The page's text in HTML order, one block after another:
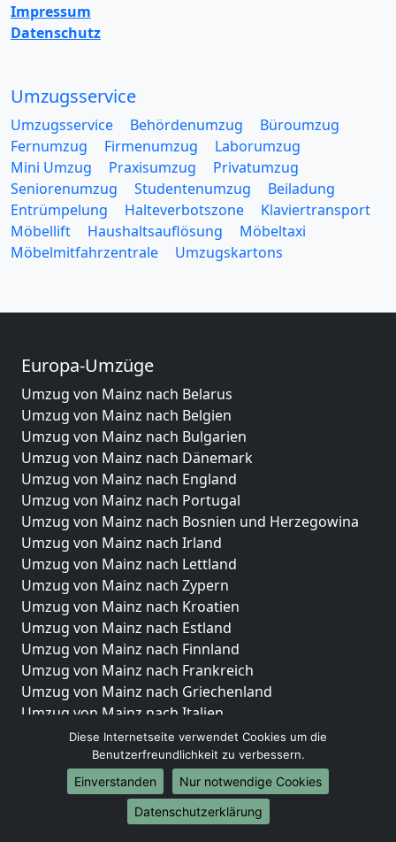
Impressum
Datenschutz
Umzugsservice
Umzugsservice Behördenumzug
Büroumzug
Fernumzug
Firmenumzug
Laborumzug
Mini Umzug
Praxisumzug
Privatumzug
Seniorenumzug
Studentenumzug
Beiladung
Entrümpelung
Halteverbotszone
Klaviertransport
Möbellift
Haushaltsauflösung
Möbeltaxi
Möbelmitfahrzentrale
Umzugskartons
Europa-Umzüge
Umzug von Mainz nach Belarus
Umzug von Mainz nach Belgien
Umzug von Mainz nach Bulgarien
Umzug von Mainz nach Dänemark
Umzug von Mainz nach England
Umzug von Mainz nach Portugal
Umzug von Mainz nach Bosnien und Herzegowina
Umzug von Mainz nach Irland
Umzug von Mainz nach Lettland
Umzug von Mainz nach Zypern
Umzug von Mainz nach Kroatien
Umzug von Mainz nach Estland
Umzug von Mainz nach Finnland
Umzug von Mainz nach Frankreich
Umzug von Mainz nach Griechenland
Umzug von Mainz nach Italien
Umzug von Mainz nach Liechtenstein
Umzug von Mainz nach Luxemburg
Umzug von Mainz nach Niederlande
Umzug von Mainz nach Norwegen
Umzüge-Deutschlandweit
Diese Internetseite verwendet Cookies um die
Benutzerfreundlichkeit zu verbessern.
Einverstanden
Nur notwendige Cookies
Datenschutzerklärung